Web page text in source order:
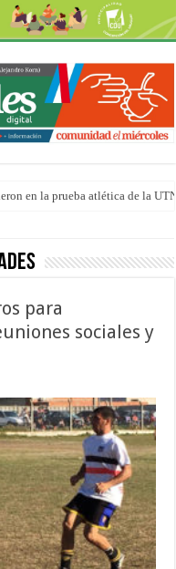
en la prueba atlética de la
de Aníbal Sampayo
para
sociales y